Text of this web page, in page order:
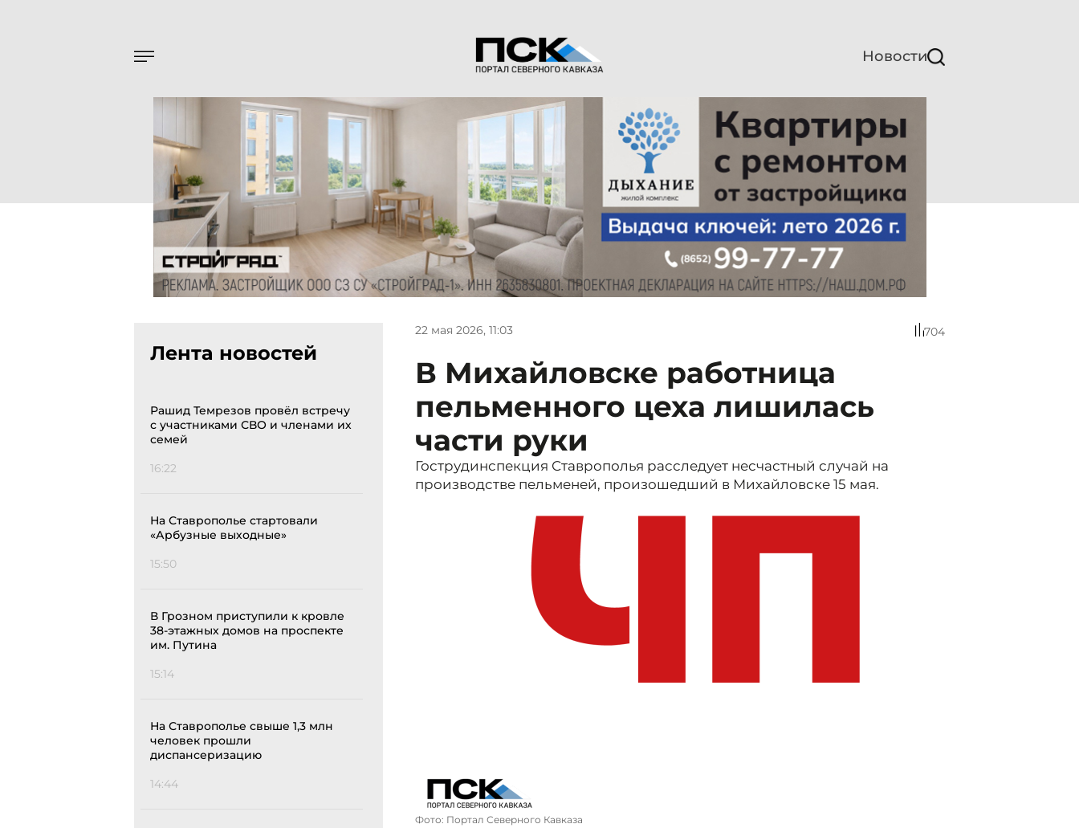
Новости
Лента новостей
Рашид Темрезов провёл встречу
с участниками СВО и членами их
семей
16:22
На Ставрополье стартовали
«Арбузные выходные»
15:50
В Грозном приступили к кровле
38-этажных домов на проспекте
им. Путина
15:14
На Ставрополье свыше 1,3 млн
человек прошли
диспансеризацию
14:44
22 мая 2026, 11:03 704
В Михайловске работница
пельменного цеха лишилась
части руки
Гострудинспекция Ставрополья расследует несчастный случай на
производстве пельменей, произошедший в Михайловске 15 мая.
Фото: Портал Северного Кавказа